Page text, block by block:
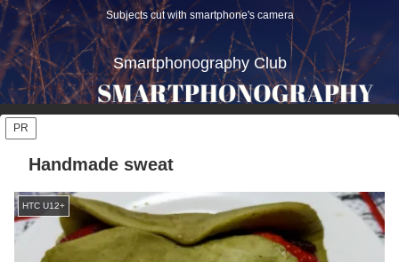
Subjects cut with smartphone's camera
Smartphonography Club
PR
Handmade sweat
HTC U12+